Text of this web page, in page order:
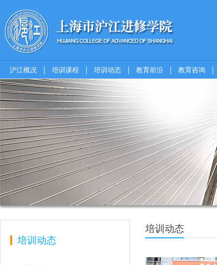
沪江概况 培训课程 培训动态 教育前沿 教育咨询
培训动态
培训动态